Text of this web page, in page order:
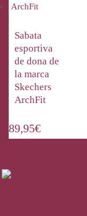
Sabata
esportiva
de dona de
la marca
Skechers
ArchFit
89,95€